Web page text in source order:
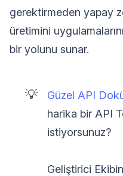
gerektirmeden yapay
üretimini
bir yolunu sunar.
💡 Güzel API
harika bir API
istiyorsunuz?
Geliştirici